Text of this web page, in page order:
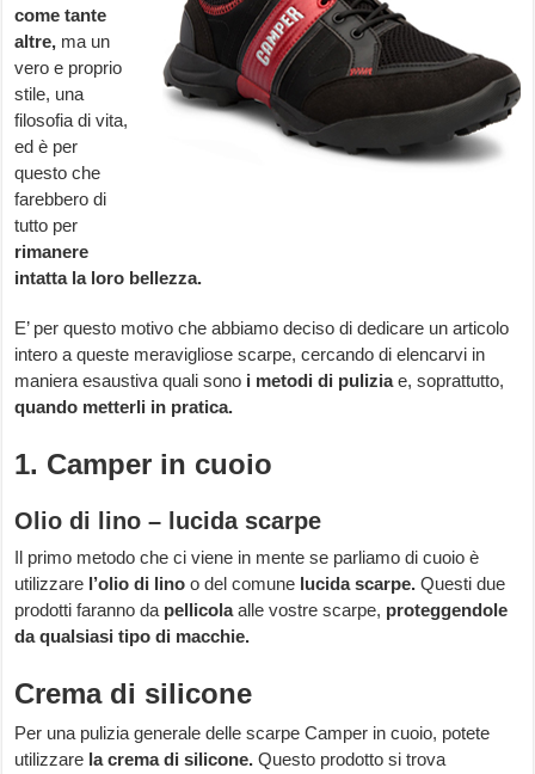
come tante
altre, ma un
vero e proprio
stile, una
filosofia di vita,
ed è per
questo che
farebbero di
tutto per
rimanere
intatta la loro bellezza.
E’ per questo motivo che abbiamo deciso di dedicare un articolo
intero a queste meravigliose scarpe, cercando di elencarvi in
maniera esaustiva quali sono i metodi di puliziae, soprattutto,
quando metterli in pratica.
1. Camper in cuoio
Olio di lino – lucida scarpe
Il primo metodo che ci viene in mente se parliamo di cuoio è
utilizzare l’olio di lino o del comune lucida scarpe. Questi due
prodotti faranno da pellicolaalle vostre scarpe, proteggendole
da qualsiasi tipo di macchie.
Crema di silicone
Per una pulizia generale delle scarpe Camper in cuoio, potete
utilizzare la crema di silicone. Questo prodotto si trova